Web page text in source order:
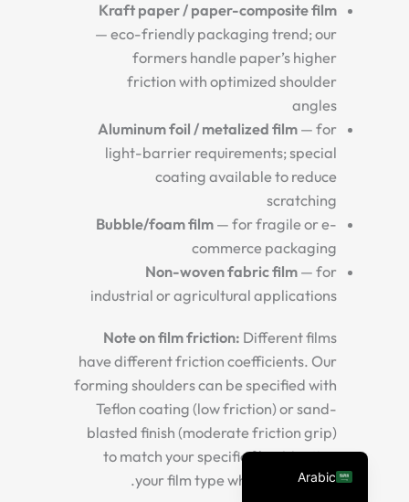
Kraft paper / paper-composite film
— eco-friendly packaging trend; our
formers handle paper’s higher
friction with optimized shoulder
angles
Aluminum foil / metalized film — for
light-barrier requirements; special
coating available to reduce
scratching
Bubble/foam film — for fragile or e-
commerce packaging
Non-woven fabric film — for
industrial or agricultural applications
Note on film friction: Different films
have different friction coefficients. Our
forming shoulders can be specified with
Teflon coating (low friction) or sand-
blasted finish (moderate friction grip)
to match your specific film. Mention
your film type when you inquire.
Arabic
English
Portuguese
Russian
Turkish
Spanish